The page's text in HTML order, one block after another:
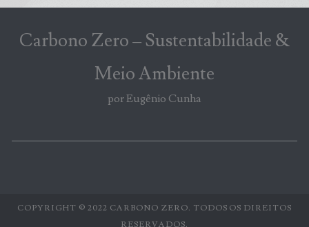
Carbono Zero – Sustentabilidade &
Meio Ambiente
por Eugênio Cunha
COPYRIGHT © 2022 CARBONO ZERO. TODOS OS DIREITOS
RESERVADOS.